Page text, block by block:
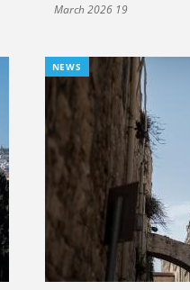
19 March 2026
NEWS